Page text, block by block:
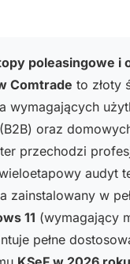
poleasingowe i
Comtrade to złoty
wymagających
oraz
przechodzi
audyt
zainstalowany w
11 (wymagający
pełne